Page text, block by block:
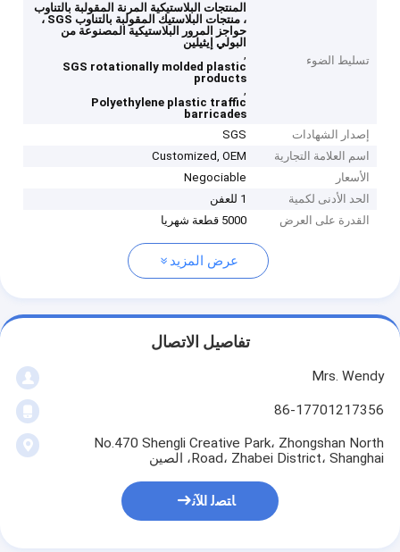
تسليط الضوء
المنتجات البلاستيكية المرنة المقولبة بالتناوب
، منتجات البلاستيك المقولبة بالتناوب SGS ،
حواجز المرور البلاستيكية المصنوعة من
البولي إيثيلين
,
SGS rotationally molded plastic
products
,
Polyethylene plastic traffic
barricades
إصدار الشهادات
SGS
اسم العلامة التجارية
Customized, OEM
الأسعار
Negociable
الحد الأدنى لكمية
1 للعفن
القدرة على العرض
5000 قطعة شهريا
عرض المزيد
تفاصيل الاتصال
Mrs. Wendy
86-17701217356
No.470 Shengli Creative Park، Zhongshan North
Road، Zhabei District، Shanghai، الصين
ﺎﺘﺼﻟ ﺍﻶﻧ